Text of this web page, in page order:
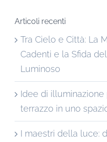
Articoli recenti
Tra Cielo e Città: La
Cadenti e la Sfida
Luminoso
Idee di
terrazzo in uno
I maestri della luce: